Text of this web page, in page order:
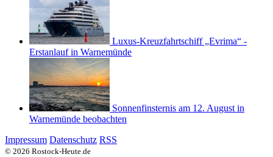
Luxus-Kreuzfahrtschiff „Evrima“ -
Erstanlauf in Warnemünde
Sonnenfinsternis am 12. August in
Warnemünde beobachten
Impressum Datenschutz RSS
© 2026 Rostock-Heute.de